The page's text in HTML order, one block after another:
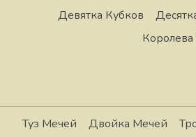
Девятка Кубков
Туз Мечей Двойка Мечей